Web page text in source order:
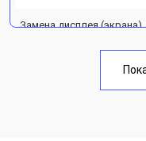
Замена дисплея (экрана)
Замена кнопки